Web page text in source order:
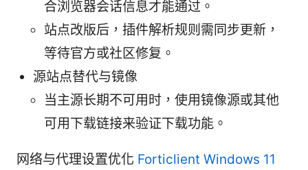
合浏览器会话信息才能通过。
站点改版后，插件解析规则需同步更新，
等待官方或社区修复。
源站点替代与镜像
当主源长期不可用时，使用镜像源或其他
可用下载链接来验证下载功能。
网络与代理设置优化 Forticlient Windows 11